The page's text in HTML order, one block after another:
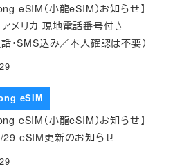
eSIM（小龍eSIM）お知らせ】
アメリカ 現地電話番号付き
・SMS込み／本人確認は不要）
eSIM
eSIM（小龍eSIM）お知らせ】
eSIM更新のお知らせ